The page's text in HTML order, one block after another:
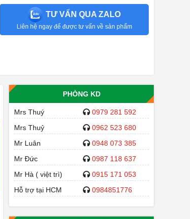
TƯ VẤN QUA ZALO
Liên hệ ngay để được tư vấn về sản phẩm
PHÒNG KD
Mrs Thuý
0979 281 592
Mrs Thuỷ
0962 523 680
Mr Luân
0948 073 385
Mr Đức
0987 118 637
Mr Hà ( việt trì)
0915 171 053
Hỗ trợ tại HCM
0984851776